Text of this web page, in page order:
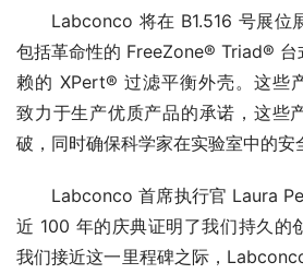
Labconco 将在 B1.516 号展位
包括革命性的 FreeZone® Triad® 台
赖的 XPert® 过滤平衡外壳。这些
致力于生产优质产品的承诺，这些
破，同时确保科学家在实验室中的安
Labconco 首席执行官 Laura
近 100 年的庆典证明了我们持久的
我们接近这一里程碑之际，